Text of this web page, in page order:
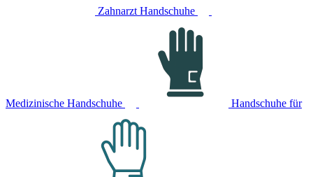
Zahnarzt Handschuhe
Medizinische Handschuhe Handschuhe für